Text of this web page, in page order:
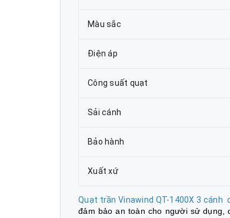
Màu sắc
Điện áp
Công suất quạt
Sải cánh
Bảo hành
Xuất xứ
Quạt trần Vinawind QT-1400X 3 cánh
đảm bảo an toàn cho người sử